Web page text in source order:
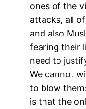
ones of the
attacks, all
and also
fearing their
need to
We cannot
to blow
is that the